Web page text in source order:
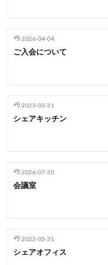
2026-04-04
ご入会について
2023-03-31
シェアキッチン
2026-07-20
会議室
2023-03-31
シェアオフィス